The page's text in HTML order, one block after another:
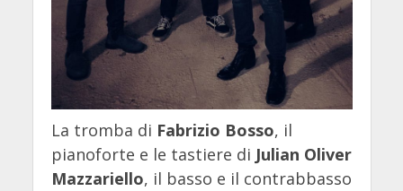
La tromba di Fabrizio Bosso, il
pianoforte e le tastiere di Julian Oliver
Mazzariello, il basso e il contrabbasso